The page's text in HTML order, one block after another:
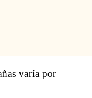
varía por